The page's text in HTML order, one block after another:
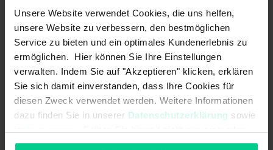
Unsere Website verwendet Cookies, die uns helfen,
unsere Website zu verbessern, den bestmöglichen
Service zu bieten und ein optimales Kundenerlebnis zu
ermöglichen. Hier können Sie Ihre Einstellungen
verwalten. Indem Sie auf "Akzeptieren" klicken, erklären
Sie sich damit einverstanden, dass Ihre Cookies für
diesen Zweck verwendet werden. Weitere Informationen
dazu finden Sie in unserer Datenschutzerklärung sowie
sein, können Sie die Verwendung von Cookies hier
General
Newsletter
Registration / Deregistration
Guarantee / Warranty
Article / Assortment
Pricing policy
Return